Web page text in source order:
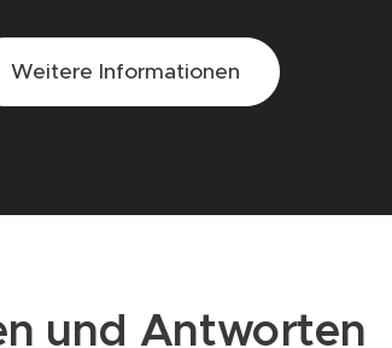
Weitere Informationen
und Antworten